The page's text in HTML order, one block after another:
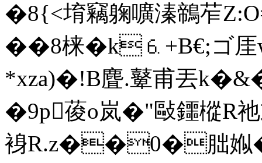
�8{<堉竊躹嚝溱鶙苲
��8梾�k⒍+B€;ゴ
*xza)�!B麆.鼙甫丟
�9p葰o岚�"敺鑩樅R
裑R.z��0�朏娰